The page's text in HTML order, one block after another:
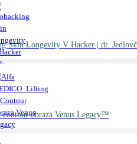
Skin Longevity V Hacker | dr.
obraza Venus Legacy™